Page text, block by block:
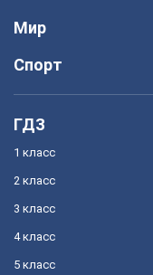
Мир
Спорт
ГДЗ
1 класс
2 класс
3 класс
4 класс
5 класс